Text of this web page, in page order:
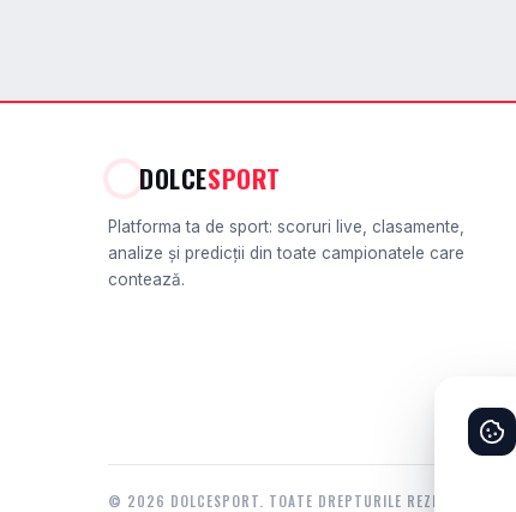
DOLCESPORT
Platforma ta de sport: scoruri live, clasamente,
analize și predicții din toate campionatele care
contează.
© 2026 DOLCESPORT. TOATE DREPTURILE REZERVATE.